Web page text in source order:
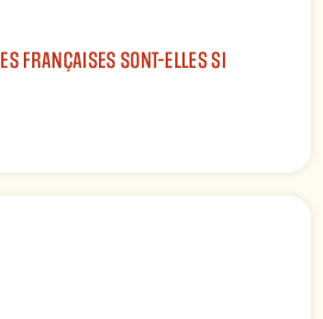
FRANÇAISES SONT-ELLES SI